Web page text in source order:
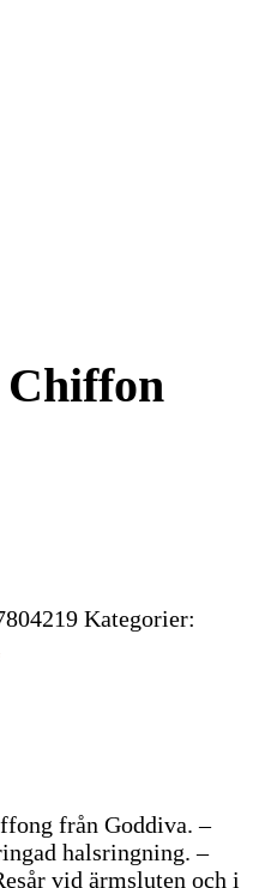
Chiffon
Kategorier:
från Goddiva. –
halsringning. –
vid ärmsluten och i